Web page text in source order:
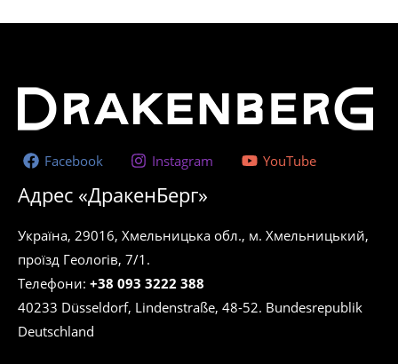
Facebook Instagram YouTube
Адрес «ДракенБерг»
Україна, 29016, Хмельницька обл., м. Хмельницький,
проїзд Геологів, 7/1.
Телефони: +38 093 3222 388
40233 Düsseldorf, Lindenstraße, 48-52. Bundesrepublik
Deutschland